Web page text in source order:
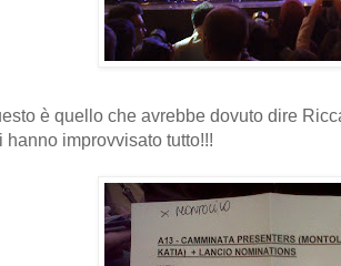
è quello che avrebbe dovuto dire
hanno improvvisato tutto!!!